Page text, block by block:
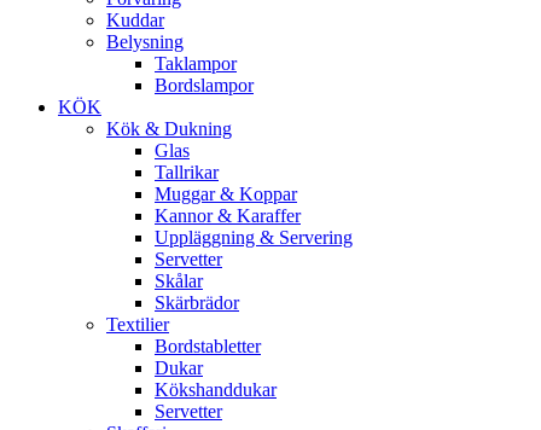
Kuddar
Belysning
Taklampor
Bordslampor
KÖK
Kök & Dukning
Glas
Tallrikar
Muggar & Koppar
Kannor & Karaffer
Uppläggning & Servering
Servetter
Skålar
Skärbrädor
Textilier
Bordstabletter
Dukar
Kökshanddukar
Servetter